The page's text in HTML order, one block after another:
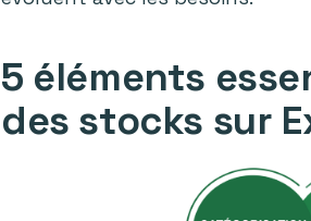
5 éléments
des stocks sur